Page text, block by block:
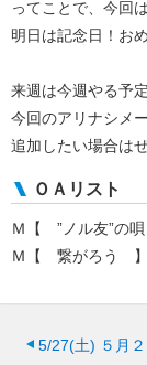
ってことで、今回
明日は記念日！お
来週は今週やる予
今回のアリナシメ
追加したい場合は
ＯＡリスト
Ｍ【 ”ノル友”の
Ｍ【 繋がろう
5/27(土) ５月